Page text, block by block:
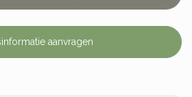
aanvragen